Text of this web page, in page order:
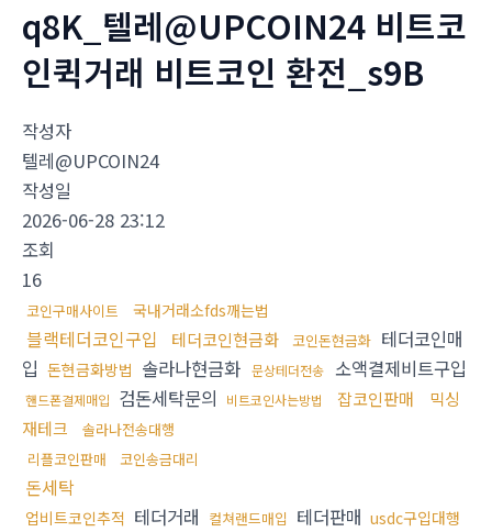
q8K_텔레@UPCOIN24 비트코
인퀵거래 비트코인 환전_s9B
작성자
텔레@UPCOIN24
작성일
2026-06-28 23:12
조회
16
코인구매사이트 국내거래소fds깨는법
블랙테더코인구입 테더코인현금화 코인돈현금화 테더코인매
입 돈현금화방법 솔라나현금화 문상테더전송 소액결제비트구입
핸드폰결제매입 검돈세탁문의 비트코인사는방법 잡코인판매
믹싱
재테크
솔라나전송대행
리플코인판매
코인송금대리
돈세탁
업비트코인추적 테더거래 컬쳐랜드매입 테더판매 usdc구입대행